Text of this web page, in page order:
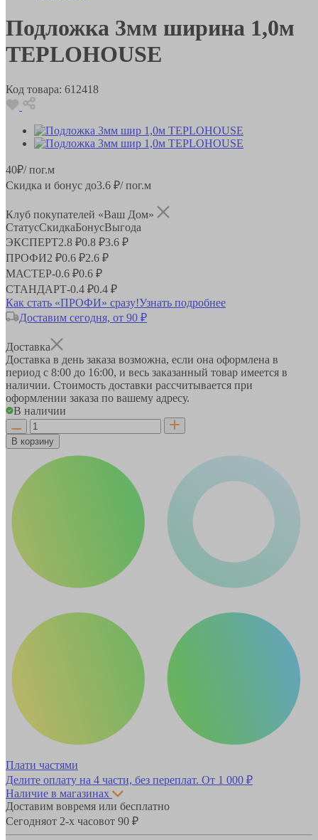
Подложка 3мм ширина 1,0м
TEPLOHOUSE
Код товара: 612418
40₽/ пог.м
Скидка и бонус до3.6 ₽/ пог.м
Клуб покупателей «Ваш Дом»
СтатусСкидкаБонусВыгода
ЭКСПЕРТ2.8 ₽0.8 ₽3.6 ₽
ПРОФИ2 ₽0.6 ₽2.6 ₽
МАСТЕР-0.6 ₽0.6 ₽
СТАНДАРТ-0.4 ₽0.4 ₽
Как стать «ПРОФИ» сразу!Узнать подробнее
Доставим сегодня, от 90 ₽
Доставка
Доставка в день заказа возможна, если она оформлена в
период с 8:00 до 16:00, и весь заказанный товар имеется в
наличии. Стоимость доставки рассчитывается при
оформлении заказа по вашему адресу.
В наличии
В корзину
Плати частями
Делите оплату на 4 части, без переплат. От 1 000 ₽
Наличие в магазинах
Доставим вовремя или бесплатно
Сегодняот 2-х часовот 90 ₽